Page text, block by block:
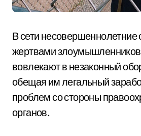
В сети несовершеннолетние
жертвами
вовлекают в незаконный
обещая им легальный
проблем со стороны
органов.